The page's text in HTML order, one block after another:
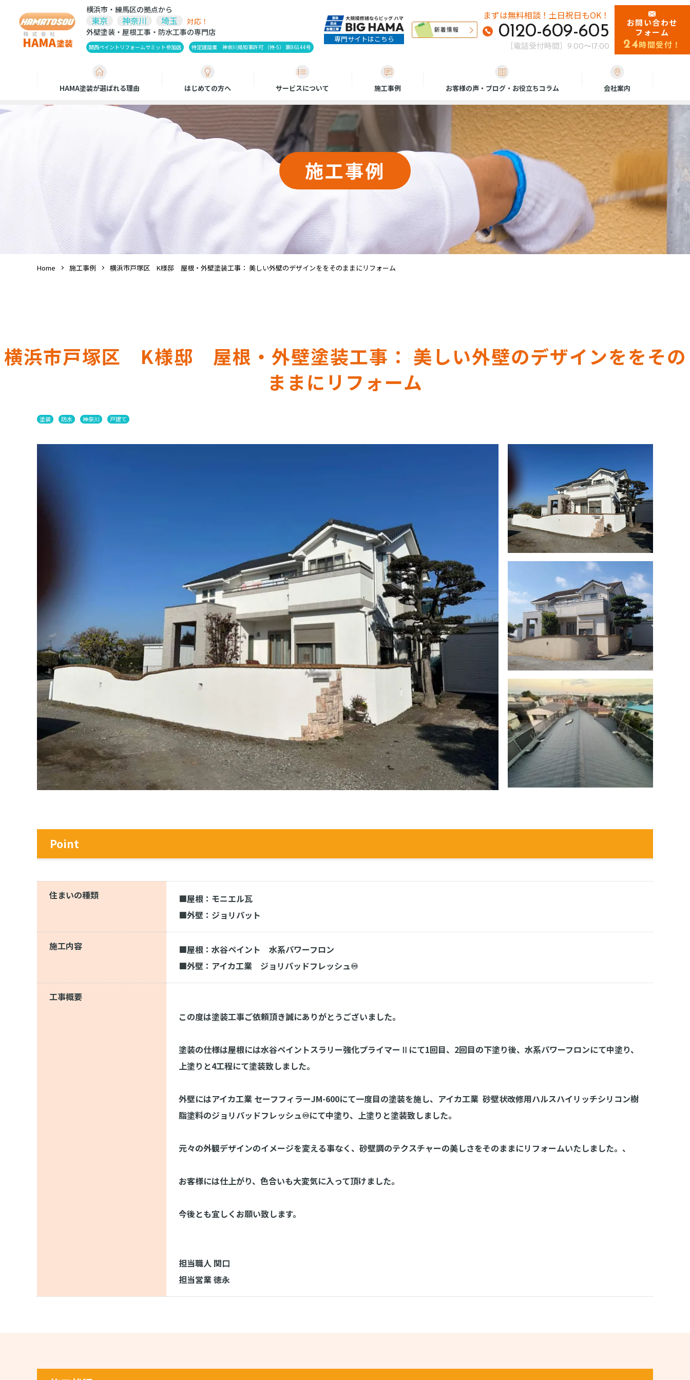
横浜市・練馬区の拠点から
東京 神奈川 埼玉
対応！
外壁塗装・屋根工事・防水工事の専門店
関西ペイントリフォームサミット参加店 特定建設業 神奈川県知事許可 （特-5） 第86144号
専門サイトはこちら
まずは無料相談！ 土日祝日もOK！
0120-609-605
［電話受付時間］ 9:00〜17:00
お問い合わせ
フォーム
24時間受付！
HAMA塗装が選ばれる理由 はじめての方へ サービスについて 施工事例 お客様の声・ブログ・お役立ちコラム 会社案内
施工事例
Home 施工事例 横浜市戸塚区 K様邸 屋根・外壁塗装工事： 美しい外壁のデザインををそのままにリフォーム
横浜市戸塚区 K様邸 屋根・外壁塗装工事： 美しい外壁のデザインををその
ままにリフォーム
塗装 防水 神奈川 戸建て
Point
住まいの種類
■屋根：モニエル瓦
■外壁：ジョリパット
施工内容
■屋根：水谷ペイント 水系パワーフロン
■外壁：アイカ工業 ジョリパッドフレッシュ♾️
工事概要
この度は塗装工事ご依頼頂き誠にありがとうございました。
塗装の仕様は屋根には水谷ペイントスラリー強化プライマーⅡにて1回目、2回目の下塗り後、水系パワーフロンにて中塗り、
上塗りと4工程にて塗装致しました。
外壁にはアイカ工業 セーフフィラーJM-600にて一度目の塗装を施し、アイカ工業 砂壁状改修用ハルスハイリッチシリコン樹
脂塗料のジョリパッドフレッシュ♾️にて中塗り、上塗りと塗装致しました。
元々の外観デザインのイメージを変える事なく、砂壁調のテクスチャーの美しさをそのままにリフォームいたしました。、
お客様には仕上がり、色合いも大変気に入って頂けました。
今後とも宜しくお願い致します。
担当職人 関口
担当営業 徳永